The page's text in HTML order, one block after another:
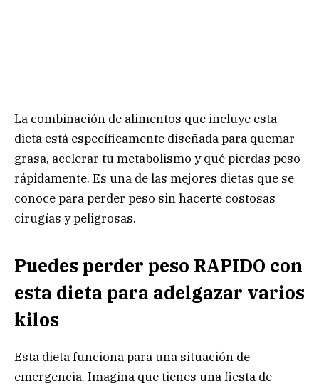
La combinación de alimentos que incluye esta
dieta está específicamente diseñada para quemar
grasa, acelerar tu metabolismo y qué pierdas peso
rápidamente. Es una de las mejores dietas que se
conoce para perder peso sin hacerte costosas
cirugías y peligrosas.
Puedes perder peso RAPIDO con
esta dieta para adelgazar varios
kilos
Esta dieta funciona para una situación de
emergencia. Imagina que tienes una fiesta de